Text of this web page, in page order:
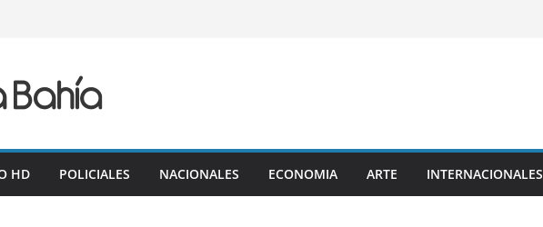
HD POLICIALES NACIONALES ECONOMIA ARTE INTERNACIONALES